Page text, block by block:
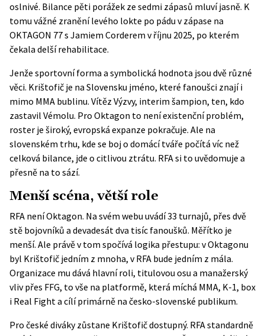
oslnivé. Bilance pěti porážek ze sedmi zápasů mluví jasně. K
tomu vážné zranění levého lokte po pádu v zápase na
OKTAGON 77 s Jamiem Corderem v říjnu 2025, po kterém
čekala delší rehabilitace.
Jenže sportovní forma a symbolická hodnota jsou dvě různé
věci. Krištofič je na Slovensku jméno, které fanoušci znají i
mimo MMA bublinu. Vítěz Výzvy, interim šampion, ten, kdo
zastavil Vémolu. Pro Oktagon to není existenční problém,
roster je široký, evropská expanze pokračuje. Ale na
slovenském trhu, kde se boj o domácí tváře počítá víc než
celková bilance, jde o citlivou ztrátu. RFA si to uvědomuje a
přesně na to sází.
Menší scéna, větší role
RFA není Oktagon. Na svém webu uvádí 33 turnajů, přes dvě
stě bojovníků a devadesát dva tisíc fanoušků. Měřítko je
menší. Ale právě v tom spočívá logika přestupu: v Oktagonu
byl Krištofič jedním z mnoha, v RFA bude jedním z mála.
Organizace mu dává hlavní roli, titulovou osu a manažerský
vliv přes FFG, to vše na platformě, která míchá MMA, K-1, box
i Real Fight a cílí primárně na česko-slovenské publikum.
Pro české diváky zůstane Krištofič dostupný. RFAstandardně